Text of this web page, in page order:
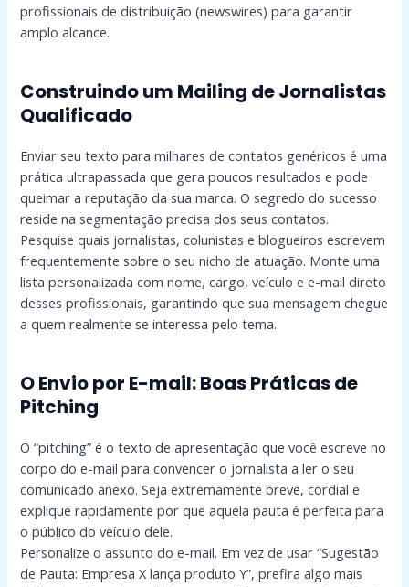
profissionais de distribuição (newswires) para garantir
amplo alcance.
Construindo um Mailing de Jornalistas
Qualificado
Enviar seu texto para milhares de contatos genéricos é uma
prática ultrapassada que gera poucos resultados e pode
queimar a reputação da sua marca. O segredo do sucesso
reside na segmentação precisa dos seus contatos.
Pesquise quais jornalistas, colunistas e blogueiros escrevem
frequentemente sobre o seu nicho de atuação. Monte uma
lista personalizada com nome, cargo, veículo e e-mail direto
desses profissionais, garantindo que sua mensagem chegue
a quem realmente se interessa pelo tema.
O Envio por E-mail: Boas Práticas de
Pitching
O “pitching” é o texto de apresentação que você escreve no
corpo do e-mail para convencer o jornalista a ler o seu
comunicado anexo. Seja extremamente breve, cordial e
explique rapidamente por que aquela pauta é perfeita para
o público do veículo dele.
Personalize o assunto do e-mail. Em vez de usar “Sugestão
de Pauta: Empresa X lança produto Y”, prefira algo mais